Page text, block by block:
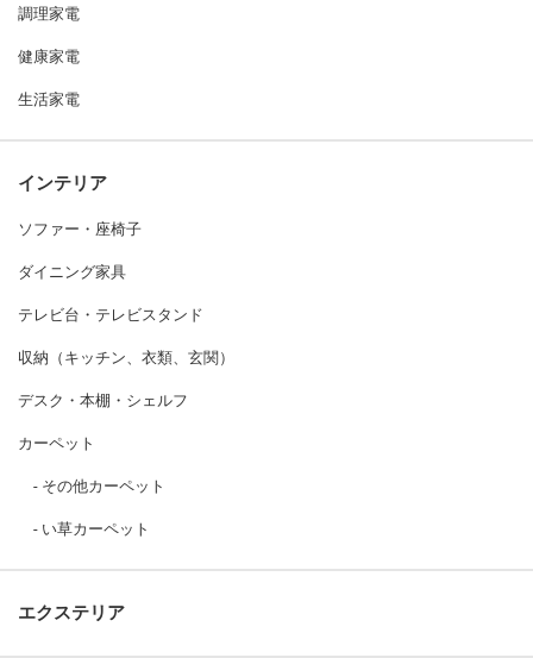
調理家電
健康家電
生活家電
インテリア
ソファー・座椅子
ダイニング家具
テレビ台・テレビスタンド
収納（キッチン、衣類、玄関）
デスク・本棚・シェルフ
カーペット
その他カーペット
い草カーペット
エクステリア